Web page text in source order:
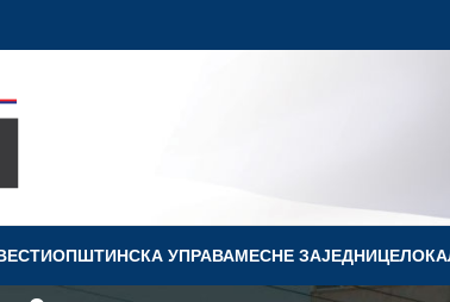
OПШТИНСКА УПРАВАМЕСНЕ ЗАЈЕДНИЦЕ